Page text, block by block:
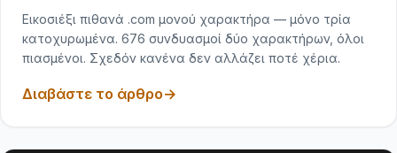
Εικοσιέξι πιθανά .com μονού χαρακτήρα — μόνο τρία
κατοχυρωμένα. 676 συνδυασμοί δύο χαρακτήρων, όλοι
πιασμένοι. Σχεδόν κανένα δεν αλλάζει ποτέ χέρια.
Διαβάστε το άρθρο